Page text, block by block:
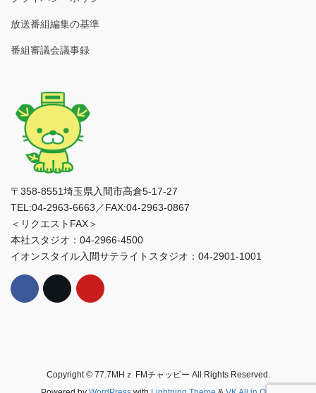
放送番組編集の基準
番組審議会議事録
〒358-8551埼玉県入間市高倉5-17-27
TEL:04-2963-6663／FAX:04-2963-0867
＜リクエストFAX＞
本社スタジオ：04-2966-4500
イオンスタイル入間サテライトスタジオ：04-2901-1001
Copyright © 77.7MHｚ FMチャッピー All Rights Reserved.